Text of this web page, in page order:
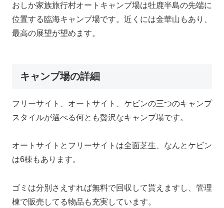
おしか家族旅行村オートキャンプ場は牡鹿半島の先端に
位置する臨海キャンプ場です。近くには金華山もあり、
最高の展望が望めます。
キャンプ場の詳細
フリーサイト、オートサイト、ケビンの三つのキャンプ
スタイルが選べる何とも贅沢なキャンプ場です。
オートサイトとフリーサイトは全面芝生、なんとケビン
は6棟もあります。
ゴミは分別さえすれば無料で回収して貰えますし、管理
棟で販売してる物品も充実しています。